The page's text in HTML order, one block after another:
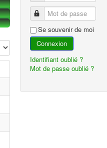
#
Mot de passe
Se souvenir de moi
Connexion
Identifiant oublié ?
Mot de passe oublié ?